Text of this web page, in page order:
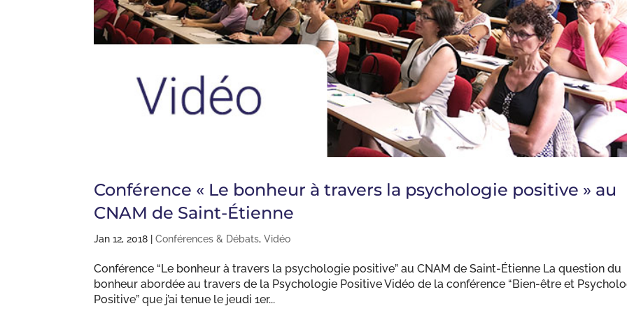
Conférence « Le bonheur à travers la psychologie positive » au
CNAM de Saint-Étienne
Jan 12, 2018 |Conférences & Débats,Vidéo
Conférence “Le bonheur à travers la psychologie positive” au CNAM de Saint-Étienne La question du
bonheur abordée au travers de la Psychologie Positive Vidéo de la conférence “Bien-être et
Positive” que j’ai tenue le jeudi 1er...